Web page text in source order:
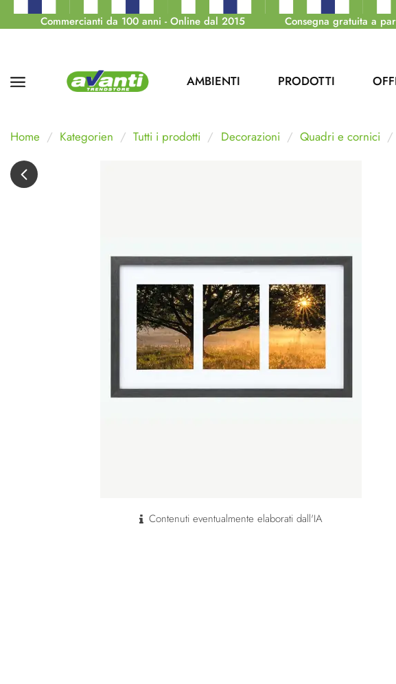
Commercianti da 100 anni - Online dal 2015 Consegna gratuita a
AMBIENTI PRODOTTI
Home Kategorien Tutti i prodotti Decorazioni Quadri e cornici
Contenuti eventualmente elaborati dall'IA